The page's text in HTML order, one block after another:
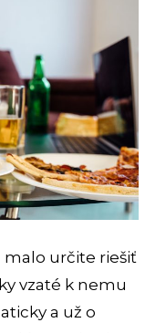
malo určite riešiť
vzaté k nemu
a už o